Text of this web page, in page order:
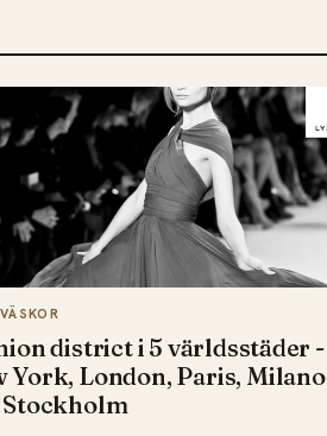
district i 5 världsstäder -
York, London, Paris, Milano
Stockholm